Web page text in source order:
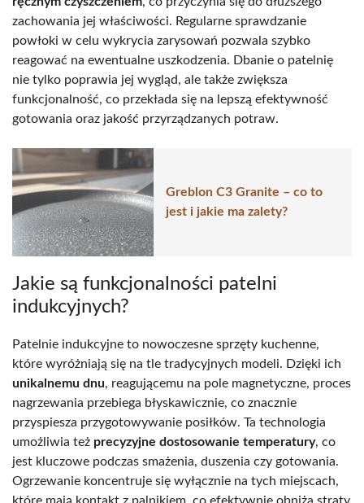
zachowania jej właściwości. Regularne sprawdzanie
powłoki w celu wykrycia zarysowań pozwala szybko
reagować na ewentualne uszkodzenia. Dbanie o patelnię
nie tylko poprawia jej wygląd, ale także zwiększa
funkcjonalność, co przekłada się na lepszą efektywność
gotowania oraz jakość przyrządzanych potraw.
Greblon C3 Granite – co to
jest i jakie ma zalety?
Jakie są funkcjonalności patelni
indukcyjnych?
Patelnie indukcyjne to nowoczesne sprzęty kuchenne,
które wyróżniają się na tle tradycyjnych modeli. Dzięki ich
unikalnemu dnu, reagującemu na pole magnetyczne, proces
nagrzewania przebiega błyskawicznie, co znacznie
przyspiesza przygotowywanie posiłków. Ta technologia
umożliwia też precyzyjne dostosowanie temperatury, co
jest kluczowe podczas smażenia, duszenia czy gotowania.
Ogrzewanie koncentruje się wyłącznie na tych miejscach,
które mają kontakt z palnikiem, co efektywnie obniża straty